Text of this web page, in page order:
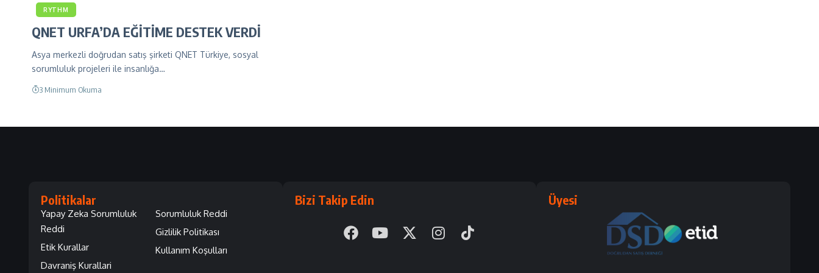
RYTHM
QNET URFA’DA EĞİTİME DESTEK VERDİ
Asya merkezli doğrudan satış şirketi QNET Türkiye, sosyal
sorumluluk projeleri ile insanlığa…
3 Minimum Okuma
Politikalar
Yapay Zeka Sorumluluk
Reddi
Etik Kurallar
Davraniş Kurallari
Sorumluluk Reddi
Gizlilik Politikası
Kullanım Koşulları
Bizi Takip Edin Üyesi